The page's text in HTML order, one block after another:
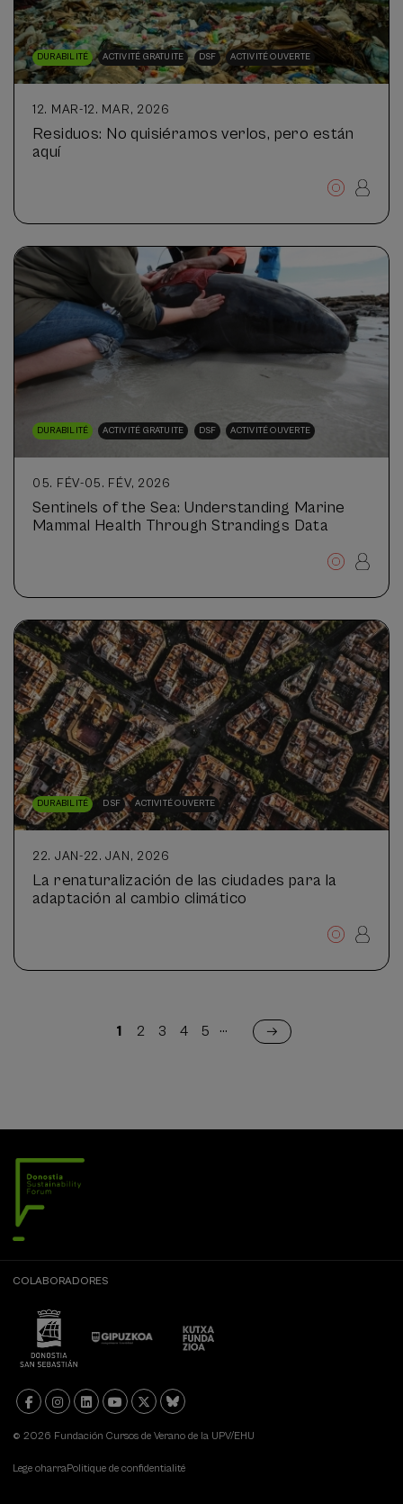
DURABILITÉ ACTIVITÉ GRATUITE DSF ACTIVITÉ OUVERTE
12. MAR-12. MAR, 2026
Residuos: No quisiéramos verlos, pero están
aquí
DURABILITÉ ACTIVITÉ GRATUITE DSF ACTIVITÉ OUVERTE
05. FÉV-05. FÉV, 2026
Sentinels of the Sea: Understanding Marine
Mammal Health Through Strandings Data
DURABILITÉ DSF ACTIVITÉ OUVERTE
22. JAN-22. JAN, 2026
La renaturalización de las ciudades para la
adaptación al cambio climático
Pagination
Page
1 Page
2 Page
3 Page
4 Page
5 …
COLABORADORES
© 2026 Fundación Cursos de Verano de la UPV/EHU
Lege oharraPolitique de confidentialité